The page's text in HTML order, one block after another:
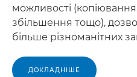
можливості
збільшення тощо),
більше різноманітних
ДОКЛАДНІШЕ